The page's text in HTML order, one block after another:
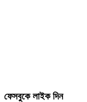
ফেসবুকে লাইক দিন